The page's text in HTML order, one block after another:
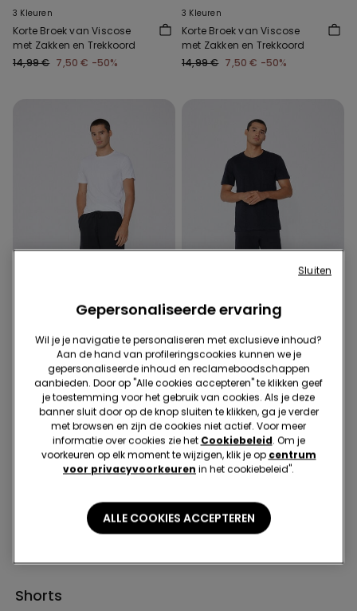
3 Kleuren
Korte Broek van Viscose
met Zakken en Trekkoord
14,99 € 7,50 € -50%
3 Kleuren
Korte Broek van Viscose
met Zakken en Trekkoord
14,99 € 7,50 € -50%
Short in piqué
16,99 €
3 Kleuren
Short in piqué
16,99 €
6 van 6 producten
Shorts
Gepersonaliseerde ervaring
Wil je je navigatie te personaliseren met exclusieve inhoud?
Aan de hand van profileringscookies kunnen we je
gepersonaliseerde inhoud en reclameboodschappen
aanbieden. Door op "Alle cookies accepteren" te klikken geef
je toestemming voor het gebruik van cookies. Als je deze
banner sluit door op de knop sluiten te klikken, ga je verder
met browsen en zijn de cookies niet actief. Voor meer
informatie over cookies zie het Cookiebeleid. Om je
voorkeuren op elk moment te wijzigen, klik je op centrum
voor privacyvoorkeuren in het cookiebeleid".
ALLE COOKIES ACCEPTEREN
Sluiten